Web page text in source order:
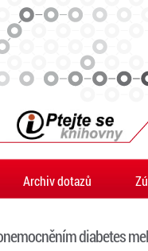
Archiv dotazů
diabetes